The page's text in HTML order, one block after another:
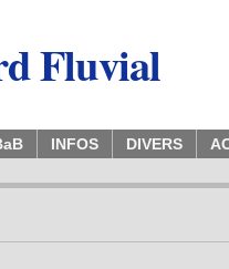
Fluvial
INFOS DIVERS